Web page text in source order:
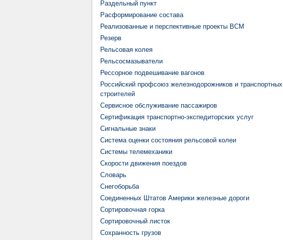
Раздельный пункт
Расформирование состава
Реализованные и перспективные проекты ВСМ
Резерв
Рельсовая колея
Рельсосмазыватели
Рессорное подвешивание вагонов
Российский профсоюз железнодорожников и транспортных
строителей
Сервисное обслуживание пассажиров
Сертификация транспортно-экспедиторских услуг
Сигнальные знаки
Система оценки состояния рельсовой колеи
Системы телемеханики
Скорости движения поездов
Словарь
Снегоборьба
Соединенных Штатов Америки железные дороги
Сортировочная горка
Сортировочный листок
Сохранность грузов